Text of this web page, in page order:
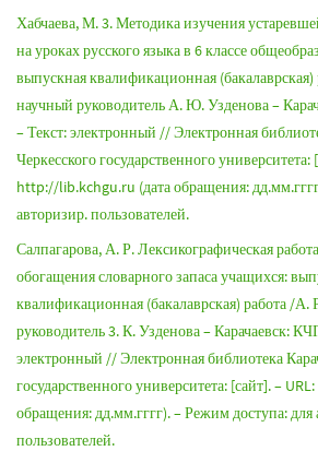
Хабчаева, М. 3. Методика изучения
на уроках русского языка в 6 классе
выпускная квалификационная
научный руководитель А. Ю. Узденова –
– Текст: электронный // Электронная
Черкесского государственного университета:
http://lib.kchgu.ru (дата обращения:
авторизир. пользователей.
Салпагарова, А. Р. Лексикографическая
обогащения словарного запаса учащихся:
квалификационная (бакалаврская) работа /А.
руководитель 3. К. Узденова – Карачаевск:
электронный // Электронная библиотека
государственного университета: [сайт]. –
обращения: дд.мм.гггг). – Режим доступа: для
пользователей.